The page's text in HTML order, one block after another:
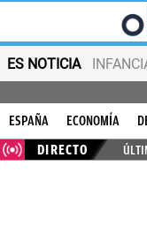
ES NOTICIA
ESPAÑA ECONOMÍA
DIRECTO